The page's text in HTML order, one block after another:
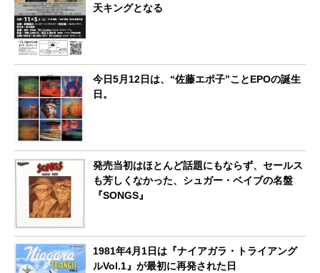
天キングとなる
今日5月12日は、“佐藤エポ子”ことEPOの誕生
日。
発売当初はほとんど話題にもならず、セールス
も芳しくなかった、シュガー・ベイブの名盤
『SONGS』
1981年4月1日は『ナイアガラ・トライアング
ルVol.1』が最初に再発された日